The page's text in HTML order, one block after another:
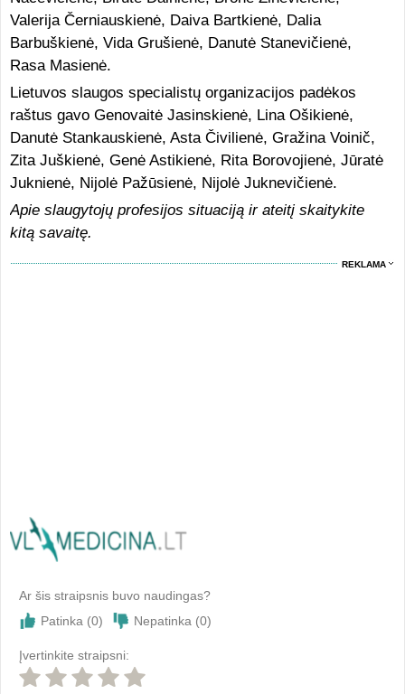
Valerija Černiauskienė, Daiva Bartkienė, Dalia
Barbuškienė, Vida Grušienė, Danutė Stanevičienė,
Rasa Masienė.
Lietuvos slaugos specialistų organizacijos padėkos
raštus gavo Genovaitė Jasinskienė, Lina Ošikienė,
Danutė Stankauskienė, Asta Čivilienė, Gražina Voinič,
Zita Juškienė, Genė Astikienė, Rita Borovojienė, Jūratė
Juknienė, Nijolė Pažūsienė, Nijolė Juknevičienė.
Apie slaugytojų profesijos situaciją ir ateitį skaitykite
kitą savaitę.
REKLAMA
Ar šis straipsnis buvo naudingas?
Patinka (0) Nepatinka (0)
Įvertinkite straipsni: